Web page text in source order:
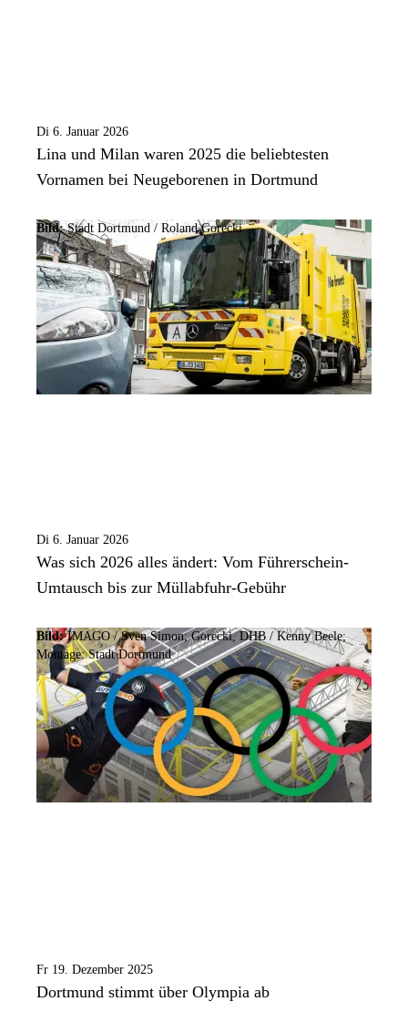
Di 6. Januar 2026
Lina und Milan waren 2025 die beliebtesten
Vornamen bei Neugeborenen in Dortmund
Bild:Stadt Dortmund / Roland Gorecki
Di 6. Januar 2026
Was sich 2026 alles ändert: Vom Führerschein-
Umtausch bis zur Müllabfuhr-Gebühr
Bild: IMAGO / Sven Simon; Gorecki, DHB / Kenny Beele;
Montage: Stadt Dortmund
Fr 19. Dezember 2025
Dortmund stimmt über Olympia ab